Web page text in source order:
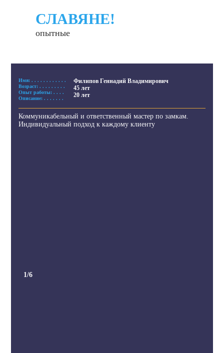
СЛАВЯНЕ!
опытные
Имя: . . . . . . . . . . . .
Возраст: . . . . . . . . .
Опыт работы: . . . .
Описание: . . . . . . .
Филипов Геннадий Владимирович
45 лет
20 лет
Коммуникабельный и ответственный мастер по замкам.
Индивидуальный подход к каждому клиенту
1/6